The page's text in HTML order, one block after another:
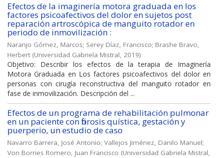
Efectos de la imaginería motora graduada en los
factores psicoafectivos del dolor en sujetos post
reparación artroscópica de manguito rotador en
periodo de inmovilización :
Naranjo Gómez, Marcos; Serey Díaz, Francisco; Brashe Bravo,
Herbert (Universidad Gabriela Mistral, 2019)
Objetivo: Describir los efectos de la terapia de Imaginería
Motora Graduada en Los factores psicoafectivos del dolor en
personas con cirugía reconstructiva del manguito rotador en
fase de inmovilización. Descripción del ...
Efectos de un programa de rehabilitación pulmonar
en un paciente con fibrosis quística, gestación y
puerperio, un estudio de caso
Navarro Barrera, José Antonio; Vallejos Jiménez, Danilo Manuel;
Von Borries Romero, Juan Francisco (Universidad Gabriela Mistral,